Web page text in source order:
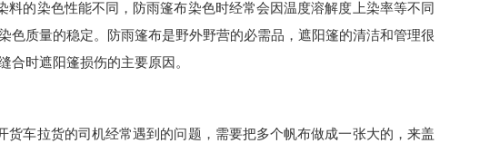
的染色性能不同，防雨篷布染色时经常会因温度溶解度上染率等不同
质量的稳定。防雨篷布是野外野营的必需品，遮阳篷的清洁和管理很
时遮阳篷损伤的主要原因。
车拉货的司机经常遇到的问题，需要把多个帆布做成一张大的，来盖